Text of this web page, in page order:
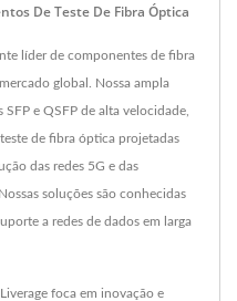
De Teste De Fibra Óptica
líder de componentes de fibra
global. Nossa ampla
e QSFP de alta velocidade,
de fibra óptica projetadas
das redes 5G e das
soluções são conhecidas
a redes de dados em larga
foca em inovação e